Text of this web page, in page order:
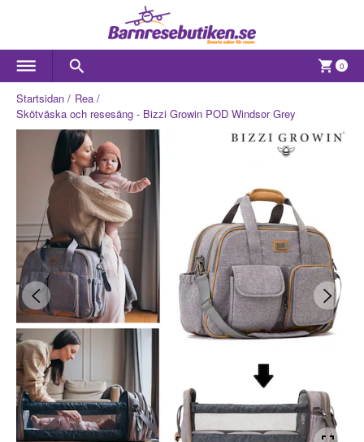
0
Startsidan
Rea
Skötväska och resesäng - Bizzi Growin POD Windsor Grey